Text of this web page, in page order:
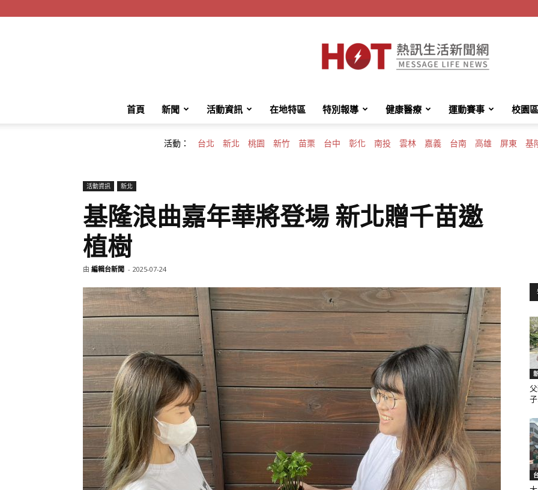
HotMessage
生
活
首頁 新聞 活動資訊 在地特區 特別報導 健康醫療 運動賽事 校園區
活動： 台北 新北 桃園 新竹 苗栗 台中 彰化 南投 雲林 嘉義 台南 高雄 屏東 基
活動資訊 新北
基隆浪曲嘉年華將登場 新北贈千苗邀
植樹
由 編輯台新聞 - 2025-07-24